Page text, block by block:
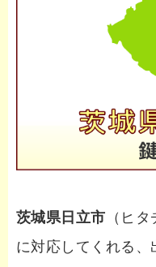
茨城県日立市 （ヒ
に対応してくれる、